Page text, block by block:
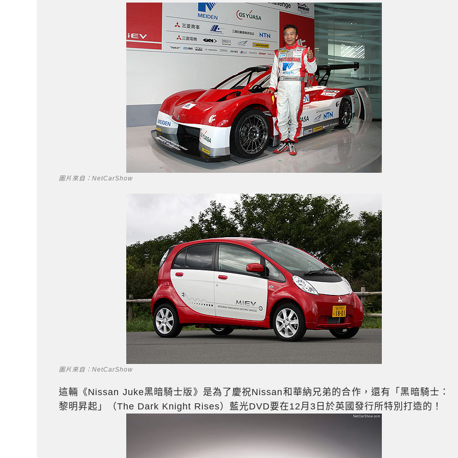
圖片來自：NetCarShow
圖片來自：NetCarShow
這輛《Nissan Juke黑暗騎士版》是為了慶祝Nissan和華納兄弟的合作，還有「黑暗騎士：
黎明昇起」（The Dark Knight Rises）藍光DVD要在12月3日於英國發行所特別打造的！